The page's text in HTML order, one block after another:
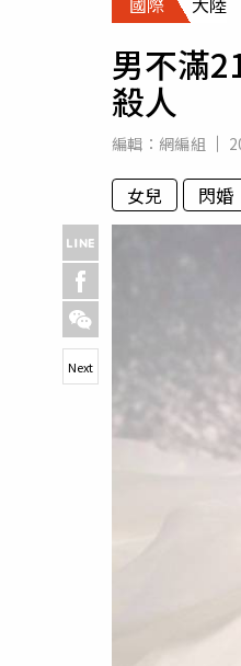
男不滿
殺人
編輯： 網編組
女兒 閃婚
Next